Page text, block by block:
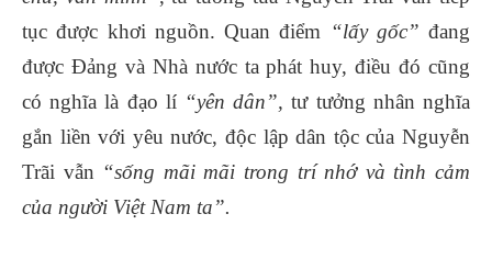
tục được khơi nguồn. Quan điểm “lấy gốc” đang
được Đảng và Nhà nước ta phát huy, điều đó cũng
có nghĩa là đạo lí “yên dân”, tư tưởng nhân nghĩa
gắn liền với yêu nước, độc lập dân tộc của Nguyễn
Trãi vẫn “sống mãi mãi trong trí nhớ và tình cảm
của người Việt Nam ta”.